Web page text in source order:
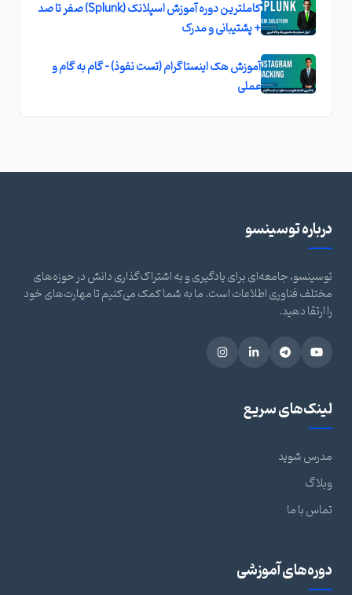
کاملترین دوره آموزش اسپلانک (Splunk) صفر تا صد
+ پشتیبانی و مدرک
آموزش هک اینستاگرام (تست نفوذ) - گام به گام و
عملی
درباره توسینسو
توسینسو، جامعه‌ای برای یادگیری و به اشتراک‌گذاری دانش در حوزه‌های
مختلف فناوری اطلاعات است. ما به شما کمک می‌کنیم تا مهارت‌های خود
را ارتقا دهید.
لینک‌های سریع
مدرس شوید
وبلاگ
تماس با ما
دوره‌های آموزشی